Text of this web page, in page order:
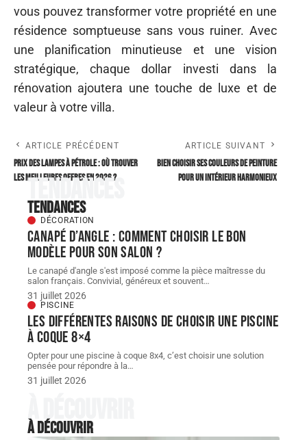
vous pouvez transformer votre propriété en une
résidence somptueuse sans vous ruiner. Avec
une planification minutieuse et une vision
stratégique, chaque dollar investi dans la
rénovation ajoutera une touche de luxe et de
valeur à votre villa.
ARTICLE PRÉCÉDENT
Prix des lampes à pétrole : où trouver
les meilleures offres en 2026 ?
ARTICLE SUIVANT
Bien choisir ses couleurs de peinture
pour un intérieur harmonieux
Tendances
Tendances
DÉCORATION
Canapé d’angle : comment choisir le bon
modèle pour son salon ?
Le canapé d'angle s'est imposé comme la pièce maîtresse du
salon français. Convivial, généreux et souvent…
31 juillet 2026
PISCINE
Les différentes raisons de choisir une piscine
à coque 8×4
Opter pour une piscine à coque 8x4, c’est choisir une solution
pensée pour répondre à la…
31 juillet 2026
À découvrir
À découvrir